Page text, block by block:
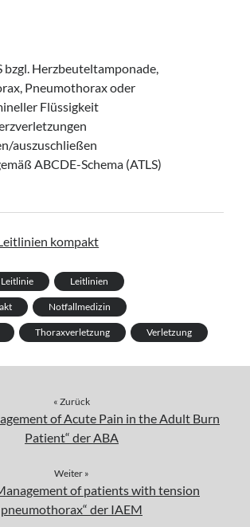
bzgl. Herzbeuteltamponade,
Pneumothorax oder
Flüssigkeit
auszuschließen
ABCDE-Schema (ATLS)
kompakt
Leitlinie Leitlinien
Notfallmedizin
Thoraxverletzung Verletzung
« Zurück
of Acute Pain in the Adult Burn
Patient“ der ABA
Weiter »
of patients with tension
pneumothorax“ der IAEM